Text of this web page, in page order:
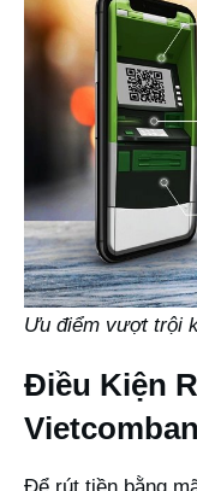
Ưu điểm vượt trội
Điều Kiện